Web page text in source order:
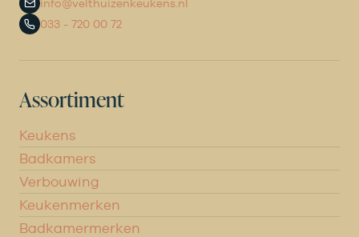
info@velthuizenkeukens.nl
033 - 720 00 72
Assortiment
Keukens
Badkamers
Verbouwing
Keukenmerken
Badkamermerken